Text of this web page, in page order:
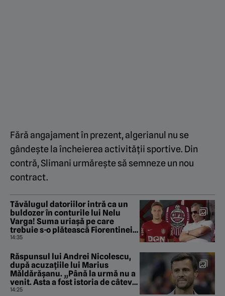
Fără angajament în prezent, algerianul nu se
gândește la încheierea activității sportive. Din
contră, Slimani urmărește să semneze un nou
contract.
Tăvălugul datoriilor intră ca un
buldozer în conturile lui Nelu
Varga! Suma uriașă pe care
trebuie s-o plătească Fiorentinei
pentru Louis Munteanu
14:35
Răspunsul lui Andrei Nicolescu,
după acuzațiile lui Marius
Măldărășanu. „Până la urmă nu a
venit. Asta a fost istoria de câteva
zile”
14:25